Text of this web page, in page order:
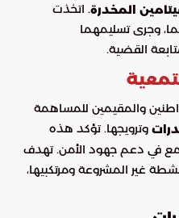
المخدرة. اتخذت
وجرى تسليمهما
القضية.
والمقيمين للمساهمة
وترويجها. تؤكد هذه
في دعم جهود الأمن. تهدف
غير المشروعة ومرتكبيها،